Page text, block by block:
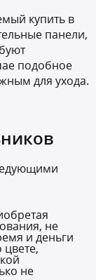
купить в
панели,
подобное
для ухода.
не
и деньги
не